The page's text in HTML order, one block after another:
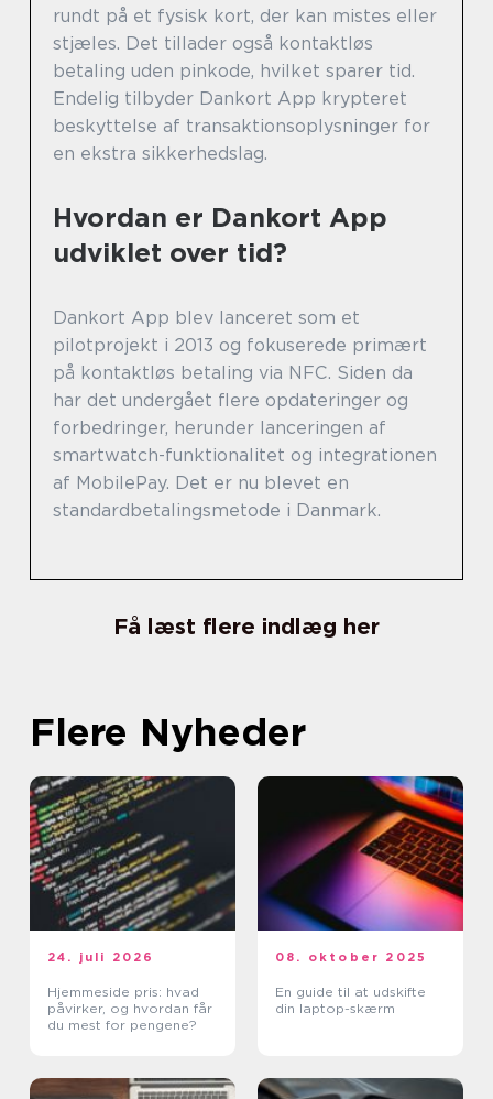
rundt på et fysisk kort, der kan mistes eller
stjæles. Det tillader også kontaktløs
betaling uden pinkode, hvilket sparer tid.
Endelig tilbyder Dankort App krypteret
beskyttelse af transaktionsoplysninger for
en ekstra sikkerhedslag.
Hvordan er Dankort App
udviklet over tid?
Dankort App blev lanceret som et
pilotprojekt i 2013 og fokuserede primært
på kontaktløs betaling via NFC. Siden da
har det undergået flere opdateringer og
forbedringer, herunder lanceringen af
smartwatch-funktionalitet og integrationen
af MobilePay. Det er nu blevet en
standardbetalingsmetode i Danmark.
Få læst flere indlæg her
Flere Nyheder
24. juli 2026
Hjemmeside pris: hvad
påvirker, og hvordan får
du mest for pengene?
08. oktober 2025
En guide til at udskifte
din laptop-skærm